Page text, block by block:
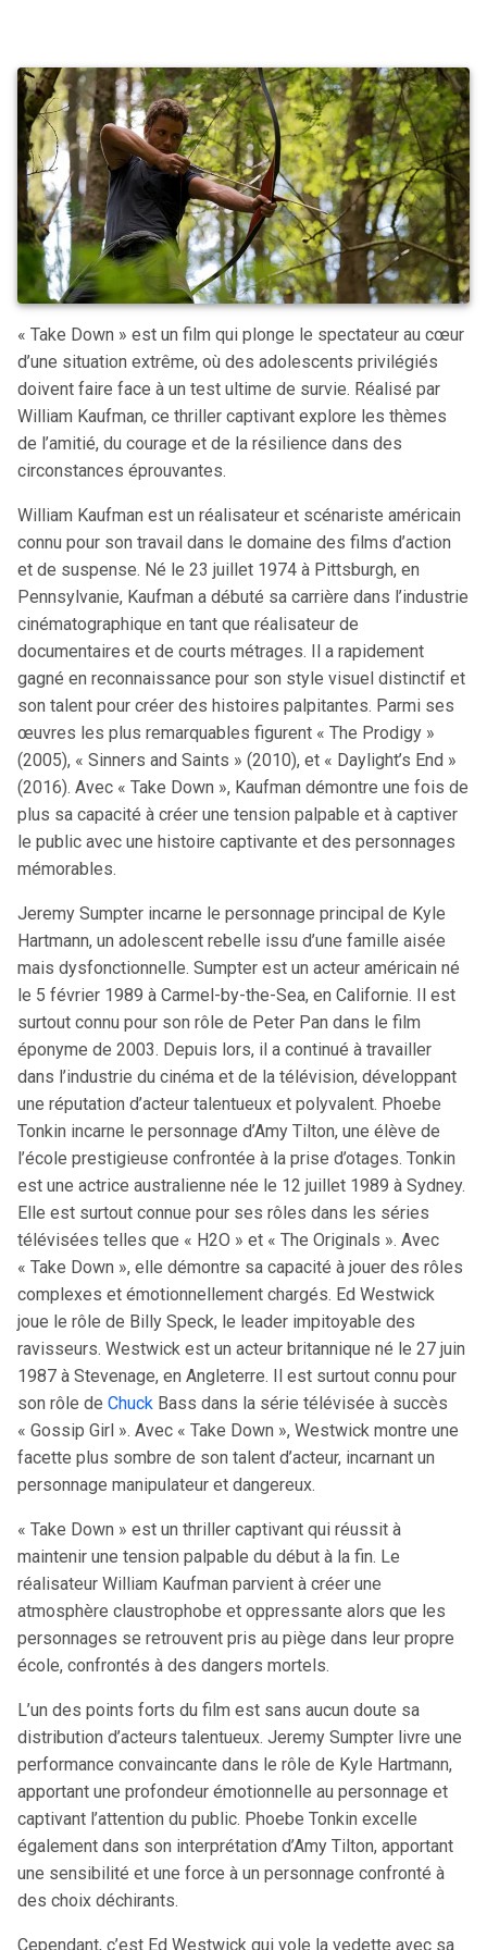
« Take Down » est un film qui plonge le spectateur au cœur
d’une situation extrême, où des adolescents privilégiés
doivent faire face à un test ultime de survie. Réalisé par
William Kaufman, ce thriller captivant explore les thèmes
de l’amitié, du courage et de la résilience dans des
circonstances éprouvantes.
William Kaufman est un réalisateur et scénariste américain
connu pour son travail dans le domaine des films d’action
et de suspense. Né le 23 juillet 1974 à Pittsburgh, en
Pennsylvanie, Kaufman a débuté sa carrière dans l’industrie
cinématographique en tant que réalisateur de
documentaires et de courts métrages. Il a rapidement
gagné en reconnaissance pour son style visuel distinctif et
son talent pour créer des histoires palpitantes. Parmi ses
œuvres les plus remarquables figurent « The Prodigy »
(2005), « Sinners and Saints » (2010), et « Daylight’s End »
(2016). Avec « Take Down », Kaufman démontre une fois de
plus sa capacité à créer une tension palpable et à captiver
le public avec une histoire captivante et des personnages
mémorables.
Jeremy Sumpter incarne le personnage principal de Kyle
Hartmann, un adolescent rebelle issu d’une famille aisée
mais dysfonctionnelle. Sumpter est un acteur américain né
le 5 février 1989 à Carmel-by-the-Sea, en Californie. Il est
surtout connu pour son rôle de Peter Pan dans le film
éponyme de 2003. Depuis lors, il a continué à travailler
dans l’industrie du cinéma et de la télévision, développant
une réputation d’acteur talentueux et polyvalent. Phoebe
Tonkin incarne le personnage d’Amy Tilton, une élève de
l’école prestigieuse confrontée à la prise d’otages. Tonkin
est une actrice australienne née le 12 juillet 1989 à Sydney.
Elle est surtout connue pour ses rôles dans les séries
télévisées telles que « H2O » et « The Originals ». Avec
« Take Down », elle démontre sa capacité à jouer des rôles
complexes et émotionnellement chargés. Ed Westwick
joue le rôle de Billy Speck, le leader impitoyable des
ravisseurs. Westwick est un acteur britannique né le 27 juin
1987 à Stevenage, en Angleterre. Il est surtout connu pour
son rôle de Chuck Bass dans la série télévisée à succès
« Gossip Girl ». Avec « Take Down », Westwick montre une
facette plus sombre de son talent d’acteur, incarnant un
personnage manipulateur et dangereux.
« Take Down » est un thriller captivant qui réussit à
maintenir une tension palpable du début à la fin. Le
réalisateur William Kaufman parvient à créer une
atmosphère claustrophobe et oppressante alors que les
personnages se retrouvent pris au piège dans leur propre
école, confrontés à des dangers mortels.
L’un des points forts du film est sans aucun doute sa
distribution d’acteurs talentueux. Jeremy Sumpter livre une
performance convaincante dans le rôle de Kyle Hartmann,
apportant une profondeur émotionnelle au personnage et
captivant l’attention du public. Phoebe Tonkin excelle
également dans son interprétation d’Amy Tilton, apportant
une sensibilité et une force à un personnage confronté à
des choix déchirants.
Cependant, c’est Ed Westwick qui vole la vedette avec sa